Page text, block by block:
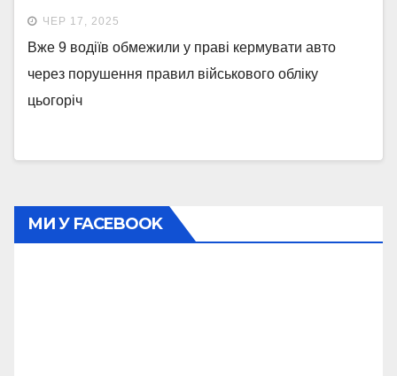
ЧЕР 17, 2025
Вже 9 водіїв обмежили у праві кермувати авто
через порушення правил військового обліку
цьогоріч
МИ У FACEBOOK